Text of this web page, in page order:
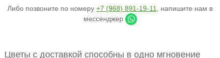
Либо позвоните по номеру +7 (968) 891-19-11
, напишите нам в
мессенджер
Цветы с доставкой способны в одно мгновение